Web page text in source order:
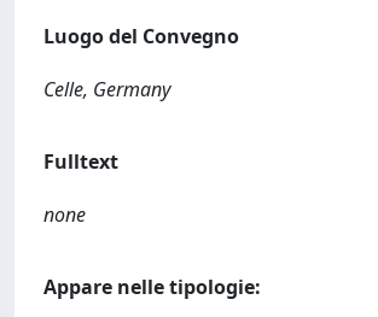
Luogo del Convegno
Celle, Germany
Fulltext
none
Appare nelle tipologie: